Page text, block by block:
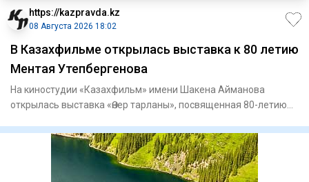
https://kazpravda.kz
08 Августа 2026 18:02
В Казахфильме открылась выставка к 80 летию
Ментая Утепбергенова
На киностудии «Казахфильм» имени Шакена Айманова
открылась выставка «Өнер тарланы», посвященная 80-летию